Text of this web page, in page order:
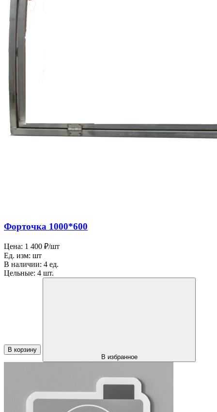
Форточка 1000*600
Цена: 1 400 ₽/шт
Ед. изм: шт
В наличии: 4 ед.
Цельные: 4 шт.
В корзину
В избранное